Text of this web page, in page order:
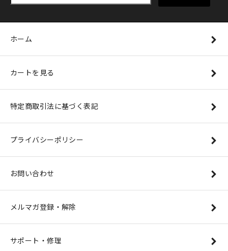
ホーム
カートを見る
特定商取引法に基づく表記
プライバシーポリシー
お問い合わせ
メルマガ登録・解除
サポート・修理